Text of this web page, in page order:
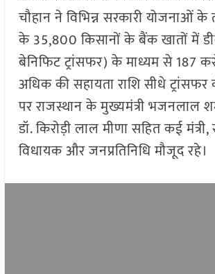
चौहान ने विभिन्न सरकारी योजनाओं के
के 35,800 किसानों के बैंक खातों में
बेनिफिट ट्रांसफर) के माध्यम से 187
अधिक की सहायता राशि सीधे
पर राजस्थान के मुख्यमंत्री भजनलाल
डॉ. किरोड़ी लाल मीणा सहित कई
विधायक और जनप्रतिनिधि मौजूद रहे।